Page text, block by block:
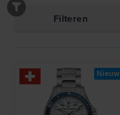
Filteren
Nieuw